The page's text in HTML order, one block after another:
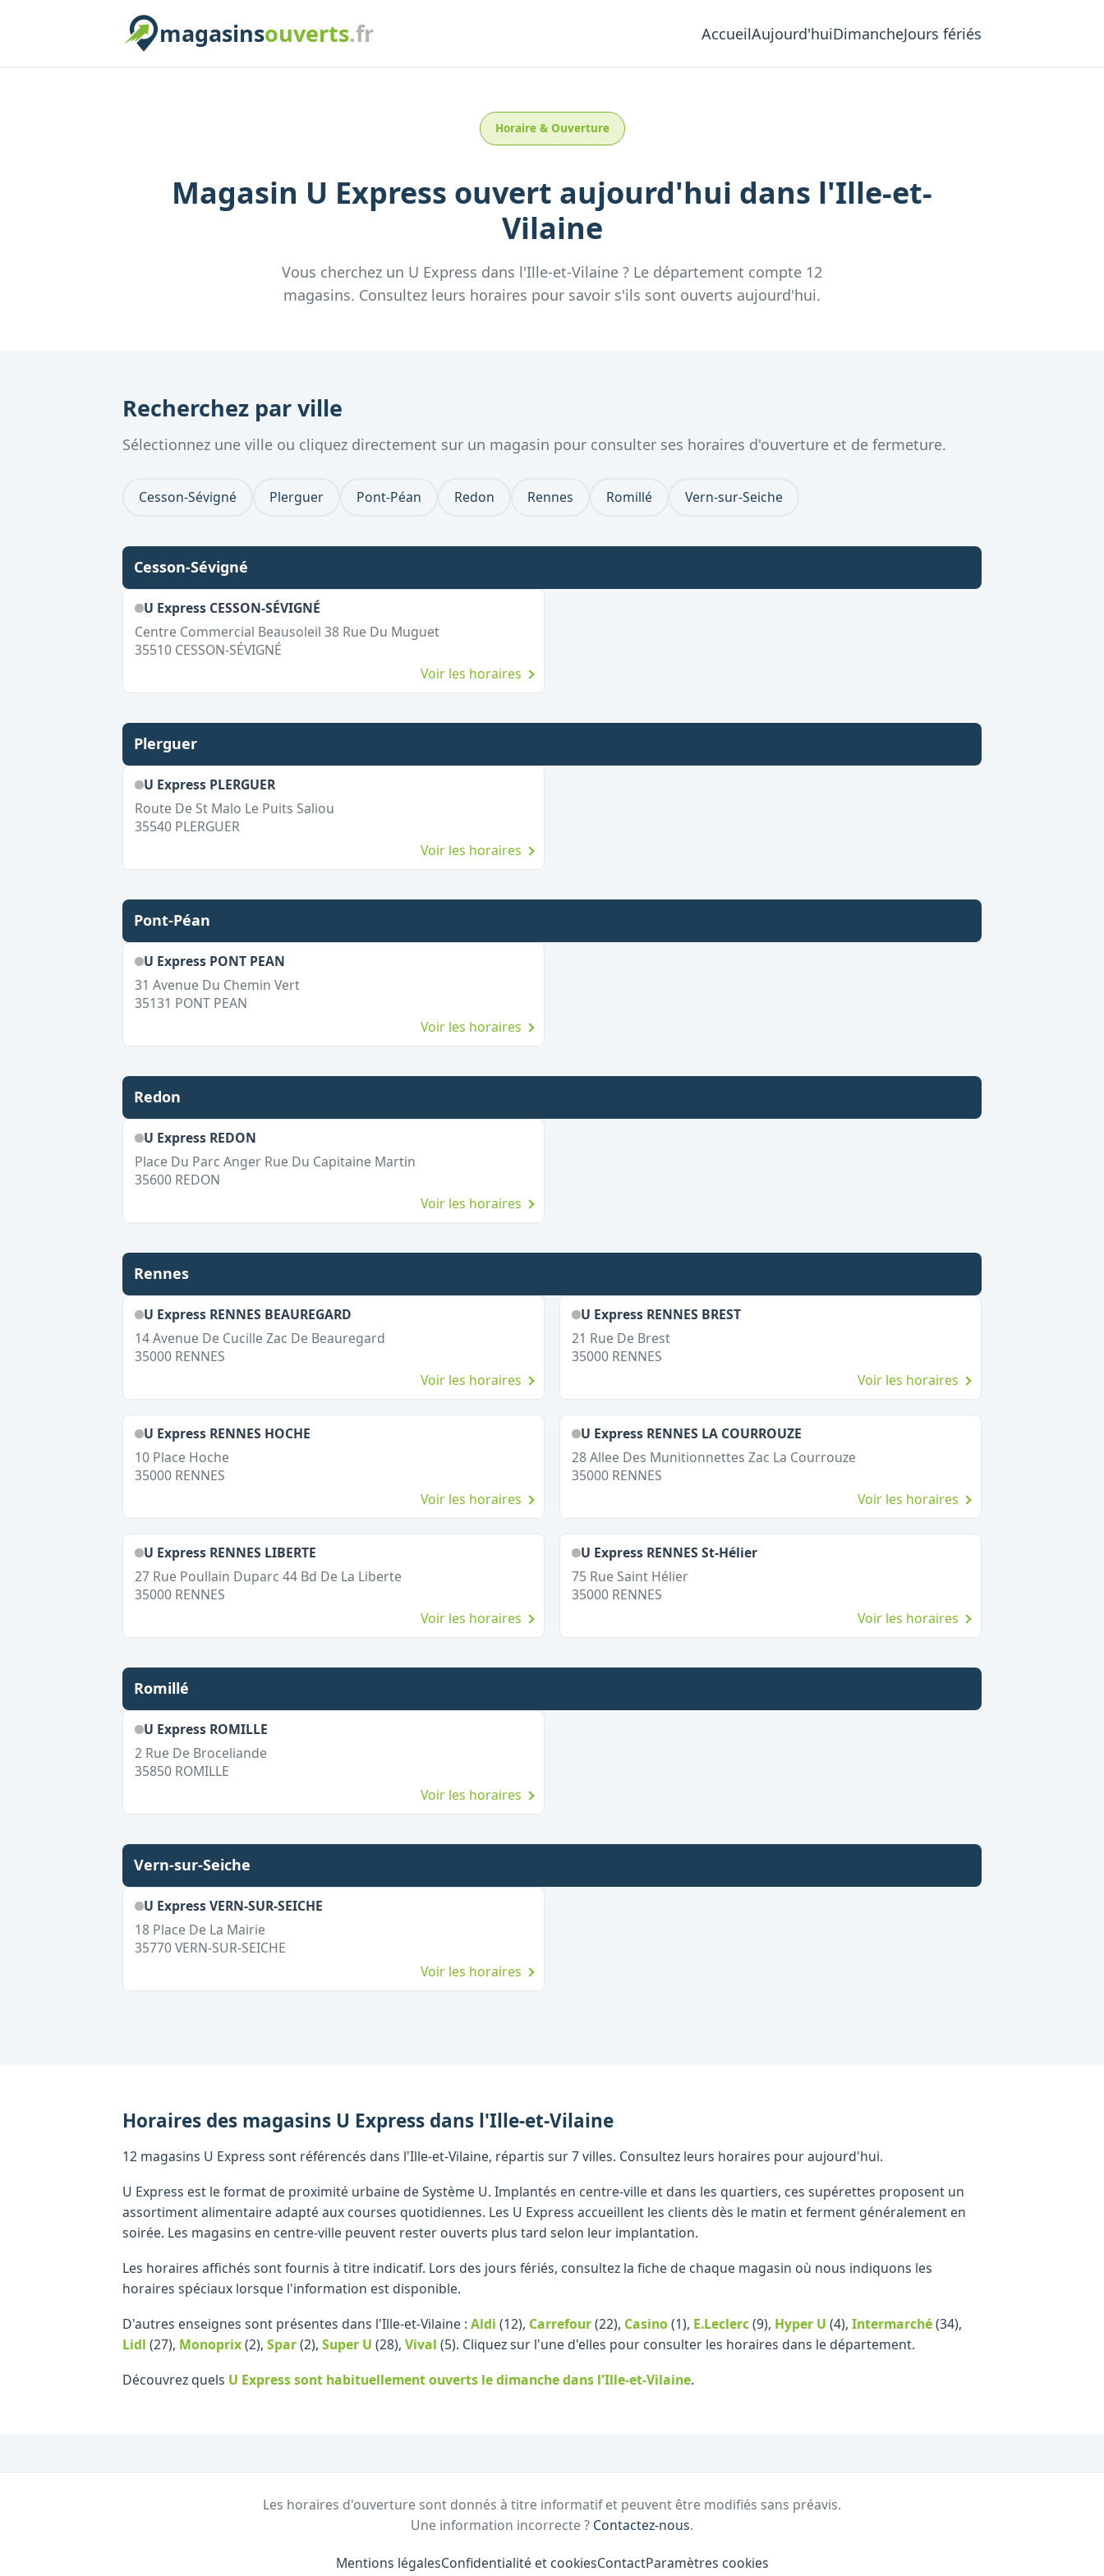
magasinsouverts.fr AccueilAujourd'huiDimancheJours fériés
Horaire & Ouverture
Magasin U Express ouvert aujourd'hui dans l'Ille-et-
Vilaine
Vous cherchez un U Express dans l'Ille-et-Vilaine ? Le département compte 12
magasins. Consultez leurs horaires pour savoir s'ils sont ouverts aujourd'hui.
Recherchez par ville
Sélectionnez une ville ou cliquez directement sur un magasin pour consulter ses horaires d'ouverture et de fermeture.
Cesson-Sévigné Plerguer Pont-Péan Redon Rennes Romillé Vern-sur-Seiche
Cesson-Sévigné
U Express CESSON-SÉVIGNÉ
Centre Commercial Beausoleil 38 Rue Du Muguet
35510 CESSON-SÉVIGNÉ
Voir les horaires
Plerguer
U Express PLERGUER
Route De St Malo Le Puits Saliou
35540 PLERGUER
Voir les horaires
Pont-Péan
U Express PONT PEAN
31 Avenue Du Chemin Vert
35131 PONT PEAN
Voir les horaires
Redon
U Express REDON
Place Du Parc Anger Rue Du Capitaine Martin
35600 REDON
Voir les horaires
Rennes
U Express RENNES BEAUREGARD
14 Avenue De Cucille Zac De Beauregard
35000 RENNES
Voir les horaires
U Express RENNES BREST
21 Rue De Brest
35000 RENNES
Voir les horaires
U Express RENNES HOCHE
10 Place Hoche
35000 RENNES
Voir les horaires
U Express RENNES LA COURROUZE
28 Allee Des Munitionnettes Zac La Courrouze
35000 RENNES
Voir les horaires
U Express RENNES LIBERTE
27 Rue Poullain Duparc 44 Bd De La Liberte
35000 RENNES
Voir les horaires
U Express RENNES St-Hélier
75 Rue Saint Hélier
35000 RENNES
Voir les horaires
Romillé
U Express ROMILLE
2 Rue De Broceliande
35850 ROMILLE
Voir les horaires
Vern-sur-Seiche
U Express VERN-SUR-SEICHE
18 Place De La Mairie
35770 VERN-SUR-SEICHE
Voir les horaires
Horaires des magasins U Express dans l'Ille-et-Vilaine
12 magasins U Express sont référencés dans l'Ille-et-Vilaine, répartis sur 7 villes. Consultez leurs horaires pour aujourd'hui.
U Express est le format de proximité urbaine de Système U. Implantés en centre-ville et dans les quartiers, ces supérettes proposent un
assortiment alimentaire adapté aux courses quotidiennes. Les U Express accueillent les clients dès le matin et ferment généralement en
soirée. Les magasins en centre-ville peuvent rester ouverts plus tard selon leur implantation.
Les horaires affichés sont fournis à titre indicatif. Lors des jours fériés, consultez la fiche de chaque magasin où nous indiquons les
horaires spéciaux lorsque l'information est disponible.
D'autres enseignes sont présentes dans l'Ille-et-Vilaine : Aldi (12), Carrefour(22), Casino (1), E.Leclerc(9), Hyper U (4), Intermarché(34),
Lidl (27), Monoprix(2), Spar(2), Super U (28), Vival (5). Cliquez sur l'une d'elles pour consulter les horaires dans le département.
Découvrez quels U Expresssont habituellement ouverts le dimanchedans l'Ille-et-Vilaine.
Les horaires d'ouverture sont donnés à titre informatif et peuvent être modifiés sans préavis.
Une information incorrecte ? Contactez-nous.
Mentions légalesConfidentialité et cookiesContactParamètres cookies